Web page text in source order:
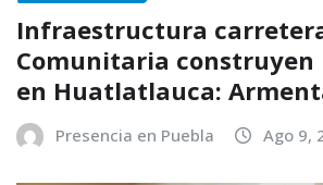
Infraestructura
Comunitaria construyen
en Huatlatlauca:
Presencia en Puebla Ago 9,